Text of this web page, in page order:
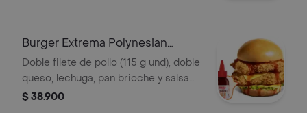
Burger Extrema Polynesian
Beach
Doble filete de pollo (115 g und), doble
queso, lechuga, pan brioche y salsa
Polynesian beach
$ 38.900